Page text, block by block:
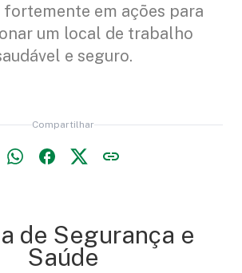
fortemente em ações para
um local de trabalho
e seguro.
Compartilhar
de Segurança e
Saúde